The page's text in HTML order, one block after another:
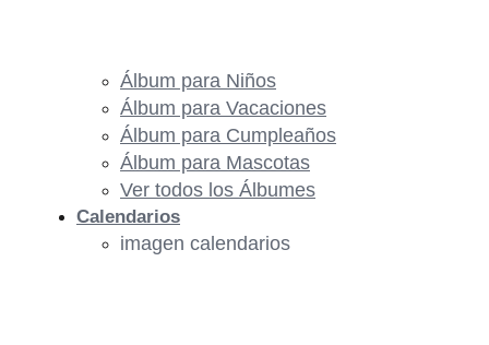
Álbum para Niños
Álbum para Vacaciones
Álbum para Cumpleaños
Álbum para Mascotas
Ver todos los Álbumes
Calendarios
imagen calendarios